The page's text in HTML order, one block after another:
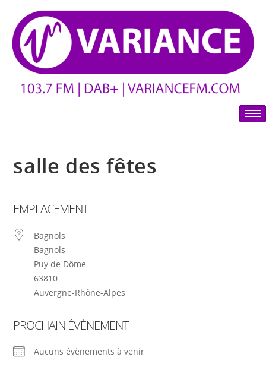
salle des fêtes
EMPLACEMENT
Bagnols
Bagnols
Puy de Dôme
63810
Auvergne-Rhône-Alpes
PROCHAIN ÉVÈNEMENT
Aucuns évènements à venir